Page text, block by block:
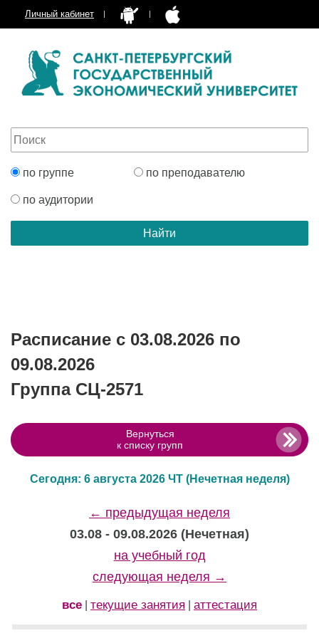
Личный кабинет
по группе по преподавателю
по аудитории
Расписание с 03.08.2026 по
09.08.2026
Группа СЦ-2571
Вернуться
к списку групп
Сегодня: 6 августа 2026 ЧТ (Нечетная неделя)
← предыдущая неделя
03.08 - 09.08.2026 (Нечетная)
на учебный год
следующая неделя →
все текущие занятия аттестация